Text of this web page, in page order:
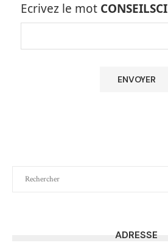
Ecrivez le mot CONSEILSCI
ADRESSE